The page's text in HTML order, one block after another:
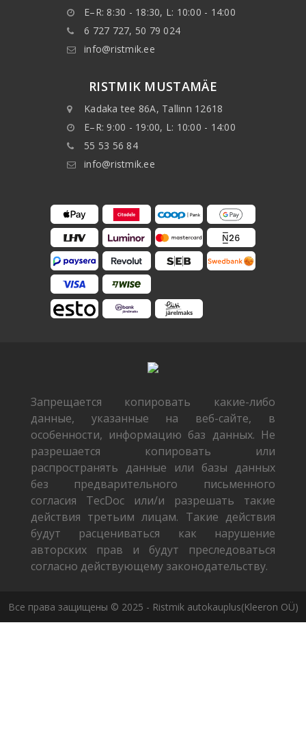
E–R: 8:30 - 18:30, L: 10:00 - 14:00
6 727 727, 50 79 024
info@ristmik.ee
RISTMIK MUSTAMÄE
Kadaka tee 86A, Tallinn 12618
E–R: 9:00 - 19:00, L: 10:00 - 14:00
55 53 56 84
info@ristmik.ee
Запрещается копировать какие-либо
данные, указанные на веб-сайте, в
особенности, информацию баз данных. Не
разрешается копировать или
распространять данные или базы данных
без предварительного письменного
согласия TecDoc или/и разрешать такие
действия третьим лицам. Такие действия
будут расцениваться как нарушение
авторских прав и будут преследоваться
согласно действующему законодательству.
Все права защищены © 2025 - Ristmik autokauplus(Kleeron OÜ)